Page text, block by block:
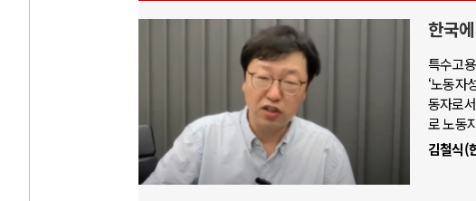
한국
특수고
‘노동자
동자로
로 노동
김철식(